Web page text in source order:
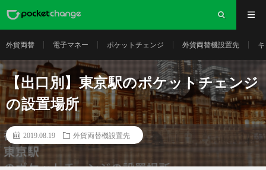
外貨両替 電子マネー ポケットチェンジ 外貨両替機設置先
【出口別】東京駅のポケットチェンジ
の設置場所
2019.08.19 外貨両替機設置先